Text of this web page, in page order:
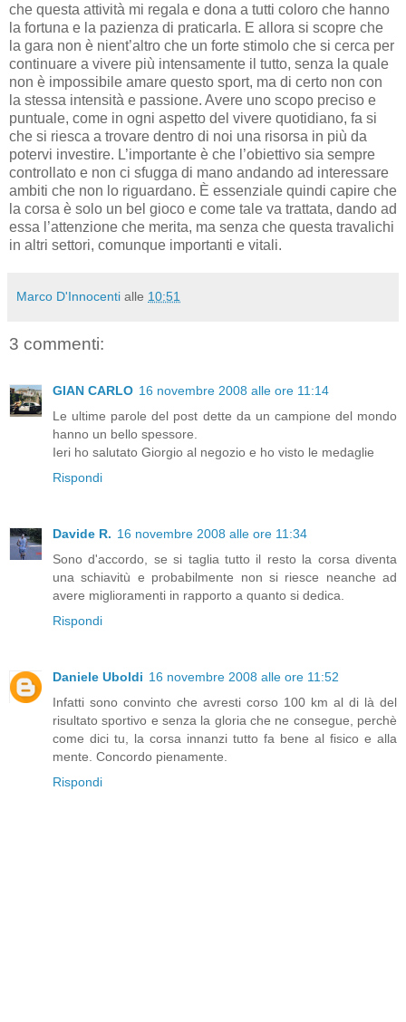
che questa attività mi regala e dona a tutti coloro che hanno
la fortuna e la pazienza di praticarla. E allora si scopre che
la gara non è nient’altro che un forte stimolo che si cerca per
continuare a vivere più intensamente il tutto, senza la quale
non è impossibile amare questo sport, ma di certo non con
la stessa intensità e passione. Avere uno scopo preciso e
puntuale, come in ogni aspetto del vivere quotidiano, fa si
che si riesca a trovare dentro di noi una risorsa in più da
potervi investire. L’importante è che l’obiettivo sia sempre
controllato e non ci sfugga di mano andando ad interessare
ambiti che non lo riguardano. È essenziale quindi capire che
la corsa è solo un bel gioco e come tale va trattata, dando ad
essa l’attenzione che merita, ma senza che questa travalichi
in altri settori, comunque importanti e vitali.
Marco D'Innocenti alle 10:51
3 commenti:
GIAN CARLO 16 novembre 2008 alle ore 11:14
Le ultime parole del post dette da un campione del mondo
hanno un bello spessore.
Ieri ho salutato Giorgio al negozio e ho visto le medaglie
Rispondi
Davide R. 16 novembre 2008 alle ore 11:34
Sono d'accordo, se si taglia tutto il resto la corsa diventa
una schiavitù e probabilmente non si riesce neanche ad
avere miglioramenti in rapporto a quanto si dedica.
Rispondi
Daniele Uboldi 16 novembre 2008 alle ore 11:52
Infatti sono convinto che avresti corso 100 km al di là del
risultato sportivo e senza la gloria che ne consegue, perchè
come dici tu, la corsa innanzi tutto fa bene al fisico e alla
mente. Concordo pienamente.
Rispondi